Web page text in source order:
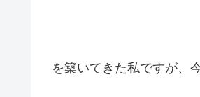
を築いてきた私ですが、